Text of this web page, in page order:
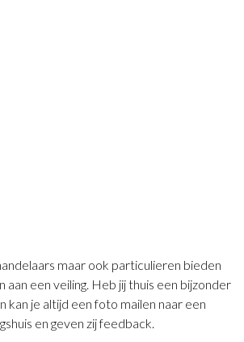
maar ook particulieren bieden
aan een veiling. Heb jij thuis een bijzonder
kan je altijd een foto mailen naar een
en geven zij feedback.